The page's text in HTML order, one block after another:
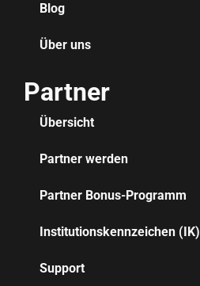
Blog
Über uns
Partner
Übersicht
Partner werden
Partner Bonus-Programm
Institutionskennzeichen (IK)
Support